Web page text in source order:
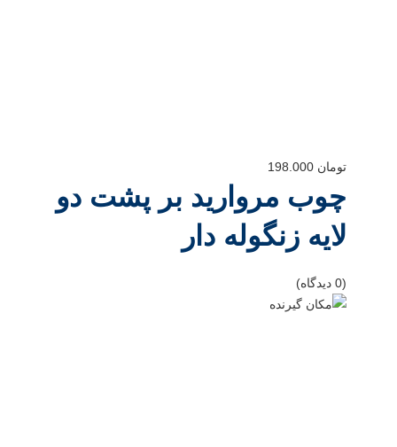
تومان
چوب مروارید بر پشت دو
لایه زنگوله دار
(0 دیدگاه)